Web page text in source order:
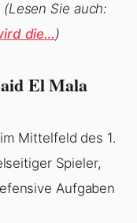
(Lesen Sie auch:
die…)
El Mala
Mittelfeld des 1.
Spieler,
Aufgaben